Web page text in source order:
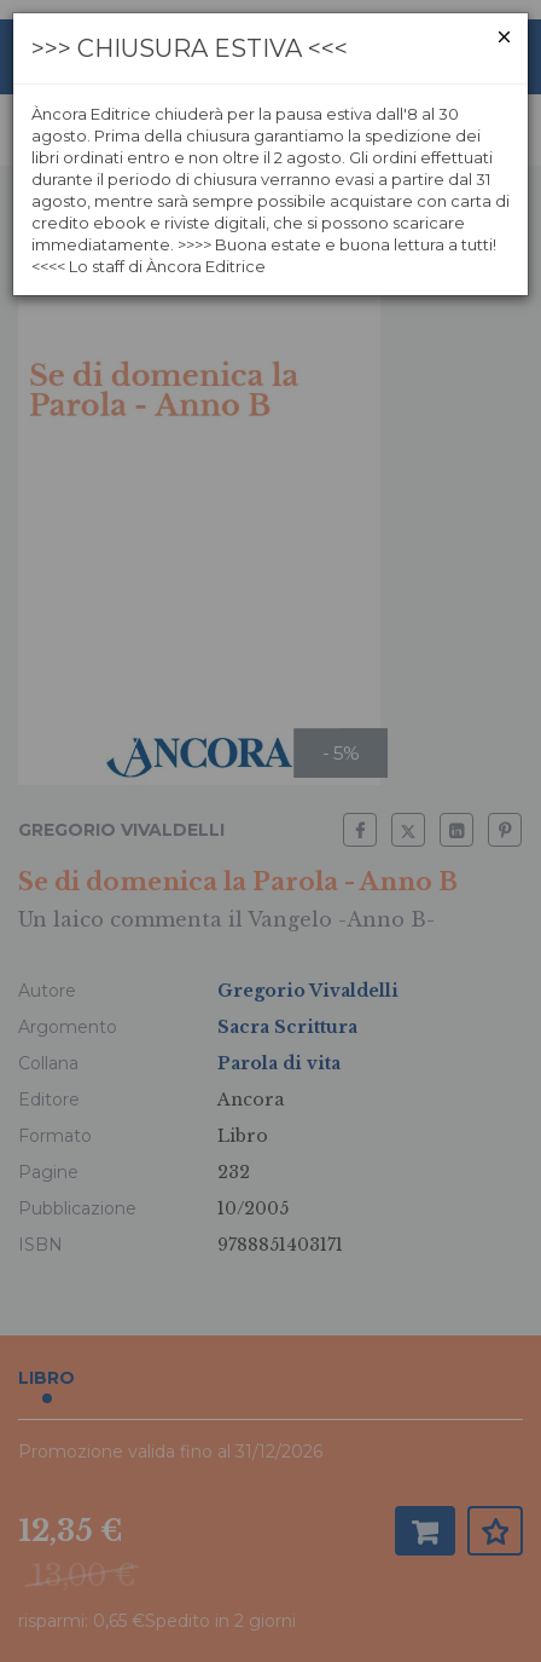
- 5%
GREGORIO VIVALDELLI
Se di domenica la Parola - Anno B
Un laico commenta il Vangelo -Anno B-
Autore
Gregorio Vivaldelli
Argomento
Sacra Scrittura
Collana
Parola di vita
Editore
Ancora
Formato
Libro
Pagine
232
Pubblicazione
10/2005
ISBN
9788851403171
LIBRO
Promozione valida fino al 31/12/2026
13,00 €
12,35 €
risparmi: 0,65 €Spedito in 2 giorni
>>> CHIUSURA ESTIVA <<<
Àncora Editrice chiuderà per la pausa estiva dall'8 al 30
agosto. Prima della chiusura garantiamo la spedizione dei
libri ordinati entro e non oltre il 2 agosto. Gli ordini effettuati
durante il periodo di chiusura verranno evasi a partire dal 31
agosto, mentre sarà sempre possibile acquistare con carta di
credito ebook e riviste digitali, che si possono scaricare
immediatamente. >>>> Buona estate e buona lettura a tutti!
<<<< Lo staff di Àncora Editrice